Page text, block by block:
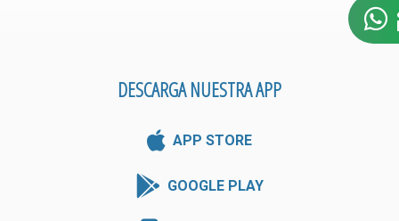
DESCARGA NUESTRA APP
APP STORE
GOOGLE PLAY